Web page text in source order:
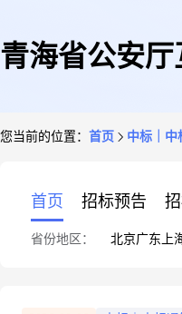
青海省公安
您当前的位置： 首页 中标｜中
首页 招标预告
省份地区： 北京广东 上